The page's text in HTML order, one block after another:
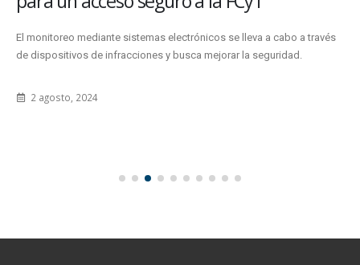
El monitoreo mediante sistemas electrónicos se lleva a cabo a través
de dispositivos de infracciones y busca mejorar la seguridad.
2 agosto, 2024